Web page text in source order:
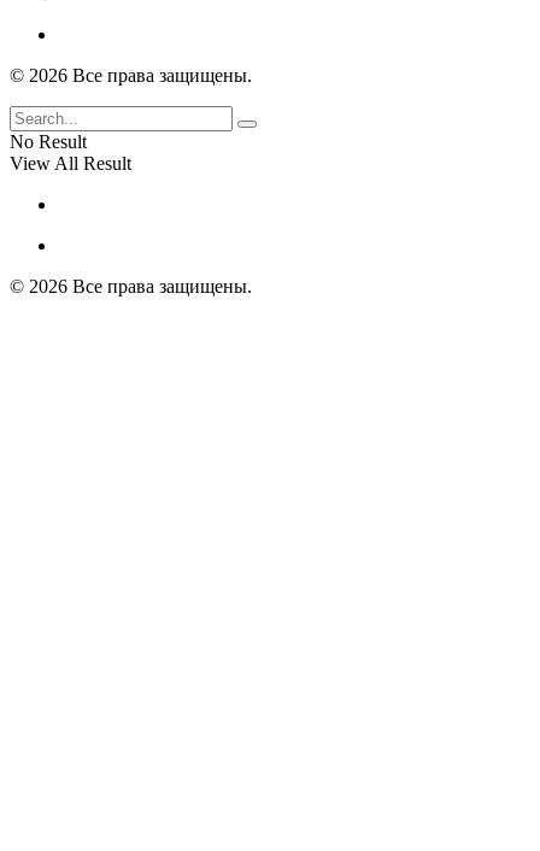
© 2026 Все права защищены.
No Result
View All Result
© 2026 Все права защищены.